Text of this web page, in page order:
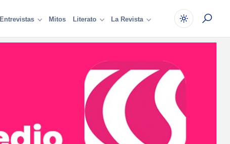
Entrevistas Mitos Literato La Revista